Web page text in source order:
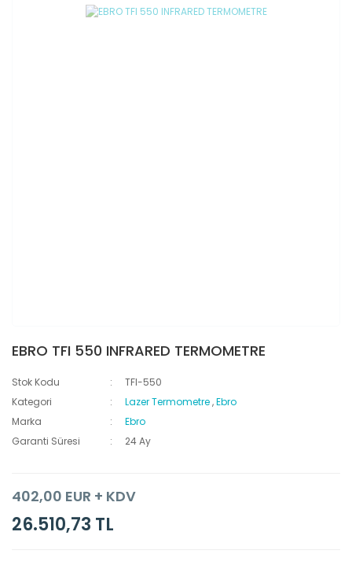
EBRO TFI 550 INFRARED TERMOMETRE
Stok Kodu
TFI-550
Kategori
Lazer Termometre,Ebro
Marka
Ebro
Garanti Süresi
24 Ay
402,00 EUR + KDV
26.510,73 TL